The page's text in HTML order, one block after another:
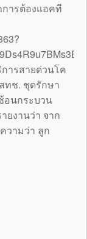
ารต้องแอคที
การสายด่วนโค
ทช. ชุดรักษา
อนกระบวน
ยงานว่า จาก
วามว่า ลูก